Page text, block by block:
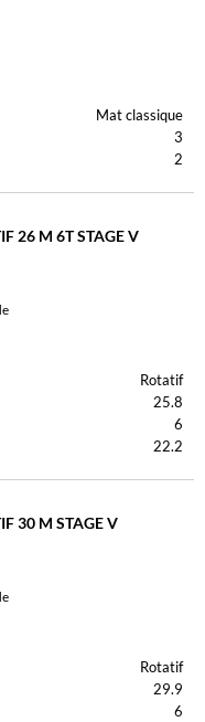
Mat classique
3
2
26 M 6T STAGE V
Rotatif
25.8
6
22.2
30 M STAGE V
Rotatif
29.9
6